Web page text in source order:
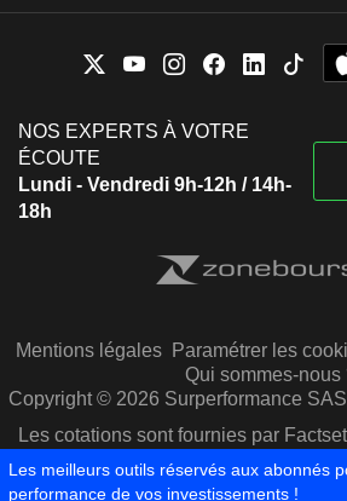
NOS EXPERTS À VOTRE
ÉCOUTE
Lundi - Vendredi 9h-12h / 14h-
18h
Mentions légales Paramétrer les
Qui sommes-nous
Copyright © 2026 Surperformance
Les cotations sont fournies par
Capital IQ
Les meilleurs outils réservés aux abonnés
performance de vos investissements !